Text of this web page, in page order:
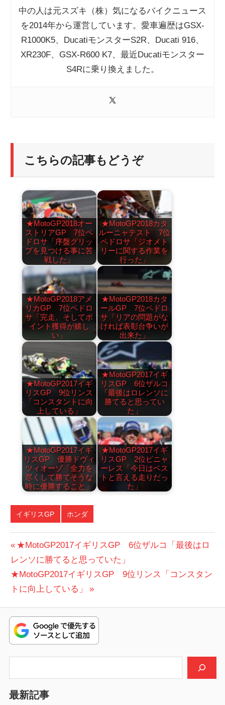
中の人は元スズキ（株）気になるバイクニュース
を2014年から運営しています。愛車遍歴はGSX-
R1000K5、DucatiモンスターS2R、Ducati 916、
XR230F、GSX-R600 K7、最近Ducatiモンスター
S4Rに乗り換えました。
こちらの記事もどうぞ
★MotoGP2018オー
ストリアGP 7位ペ
ドロサ「序盤グリッ
プを見つける事に苦
戦した」
★MotoGP2018カタ
ルーニャテスト 7位
ペドロサ「ジオメト
リーに関する作業を
行った」
★MotoGP2018アメ
リカGP 7位ペドロ
サ「完走、そしてポ
イント獲得が嬉し
い」
★MotoGP2018カタ
ールGP 7位ペドロ
サ「リアの問題がな
ければ表彰台争いが
出来た」
★MotoGP2017イギ
リスGP 9位リンス
「コンスタントに向
上している」
★MotoGP2017イギ
リスGP 6位ザルコ
「最後はロレンソに
勝てると思ってい
た」
★MotoGP2017イギ
リスGP 優勝ドヴィ
ツィオーゾ「全力を
尽くして勝てそうな
時に優勝すること」
★MotoGP2017イギ
リスGP 2位ビニャ
ーレス「今日はベス
トと言える走りだっ
た」
イギリスGP ホンダ
投
稿
ナ
ビ
ゲ
ー
前
の
投
稿:
★MotoGP2017イギリスGP 6位ザルコ「最後はロ
レンソに勝てると思っていた」
次
の
稿:
★MotoGP2017イギリスGP 9位リンス「コンスタン
トに向上している」
最新記事